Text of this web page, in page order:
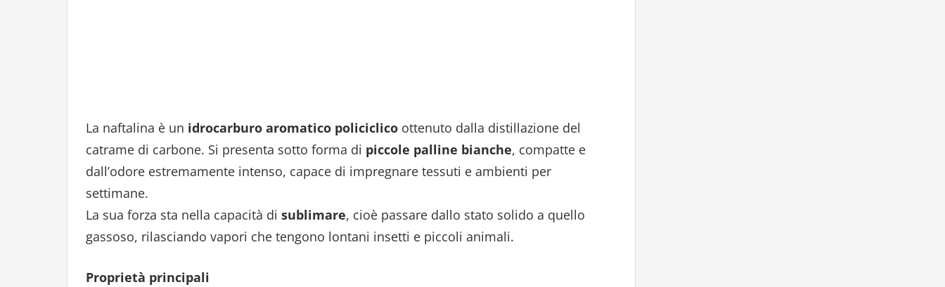
La naftalina è un idrocarburo aromatico policiclicoottenuto dalla distillazione del
catrame di carbone. Si presenta sotto forma di piccole palline bianche, compatte e
dall’odore estremamente intenso, capace di impregnare tessuti e ambienti per
settimane.
La sua forza sta nella capacità di sublimare, cioè passare dallo stato solido a quello
gassoso, rilasciando vapori che tengono lontani insetti e piccoli animali.
Proprietà principali